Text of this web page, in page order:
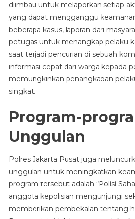
diimbau untuk melaporkan setiap
yang dapat mengganggu
beberapa kasus, laporan dari
petugas untuk menangkap pelaku
saat terjadi pencurian di sebuah
informasi cepat dari warga kepada
memungkinkan penangkapan
singkat.
Program-
Unggulan
Polres Jakarta Pusat juga
unggulan untuk meningkatkan
program tersebut adalah “Polisi
anggota kepolisian mengunjungi
memberikan pembekalan tentang